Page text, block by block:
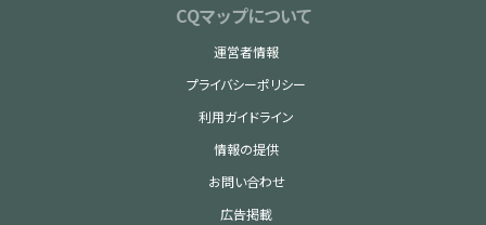
CQマップについて
運営者情報
プライバシーポリシー
利用ガイドライン
情報の提供
お問い合わせ
広告掲載